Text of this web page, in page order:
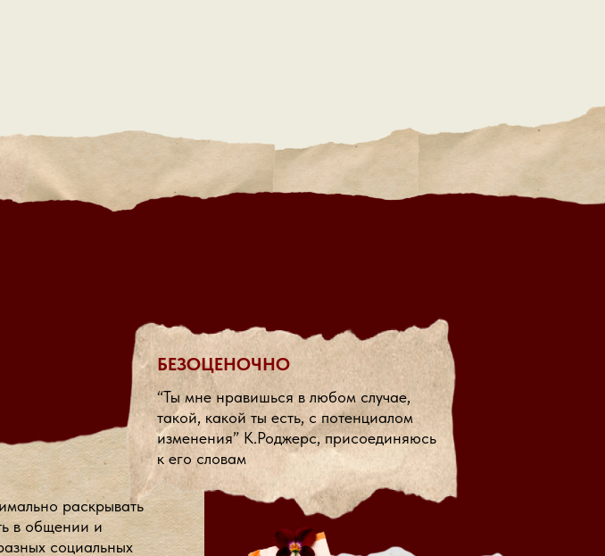
“Ты мне нравишься в любом случае,
такой, какой ты есть, с потенциалом
изменения” К.Роджерс, присоединяюсь
к его словам
БЕЗОЦЕНОЧНО
раскрывать
в общении и
социальных